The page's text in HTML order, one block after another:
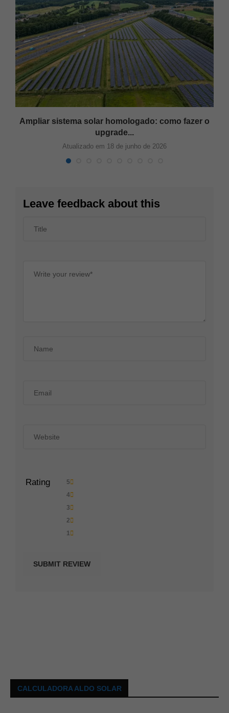
Ampliar sistema solar homologado: como fazer o
upgrade...
Atualizado em 18 de junho de 2026
Leave feedback about this
Rating
5
4
3
2
1
CALCULADORA ALDO SOLAR